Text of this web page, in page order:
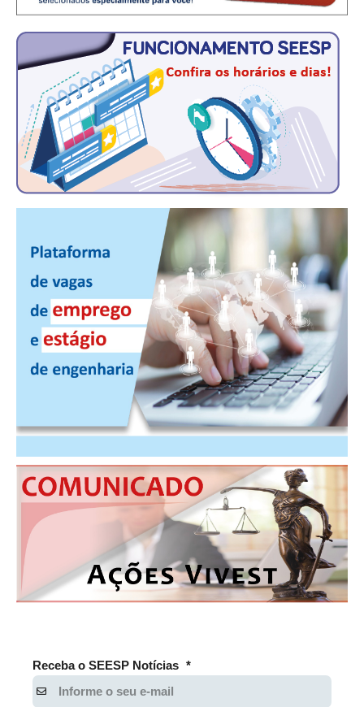
RELEASES
CADASTRO
ASSOCIE-SE
ATUALIZAÇÃO CADASTRAL
NÚCLEO JOVEM
Receba o SEESP Notícias *